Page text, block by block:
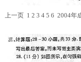
上一页 1 2 3 45 6 2004年